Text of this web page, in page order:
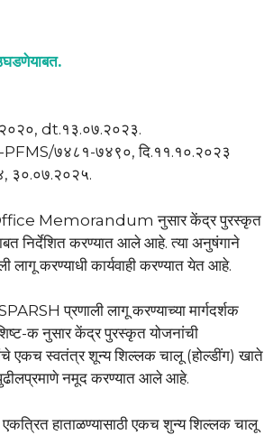
dt.१३.०७.२०२३.
७४८१-७४९०, दि.११.१०.२०२३
४, ३०.०७.२०२५.
Office Memorandum नुसार केंद्र पुरस्कृत
निर्देशित करण्यात आले आहे. त्या अनुषंगाने
लागू करण्याधी कार्यवाही करण्यात येत आहे.
प्रणाली लागू करण्याच्या मार्गदर्शक
क नुसार केंद्र पुरस्कृत योजनांची
एकच स्वतंत्र शून्य शिल्लक चालू (होल्डींग) खाते
नमूद करण्यात आले आहे.
हाताळण्यासाठी एकच शुन्य शिल्लक चालू